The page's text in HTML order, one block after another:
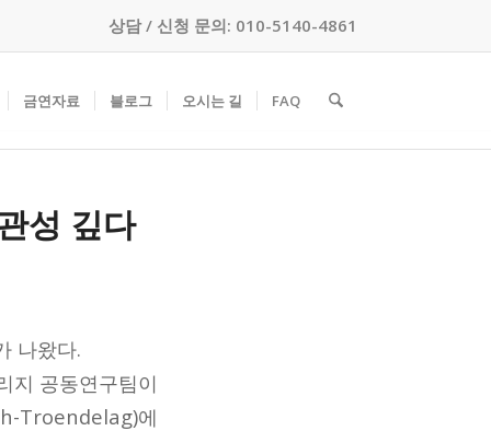
상담 / 신청 문의: 010-5140-4861
금연자료 블로그 오시는 길 FAQ
성 깊다
나왔다.
지 공동연구팀이
Troendelag)에